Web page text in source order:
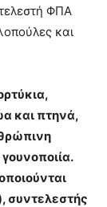
ΦΠΑ
και
και πτηνά,
συντελεστής